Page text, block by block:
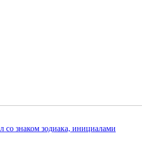
со знаком зодиака, инициалами